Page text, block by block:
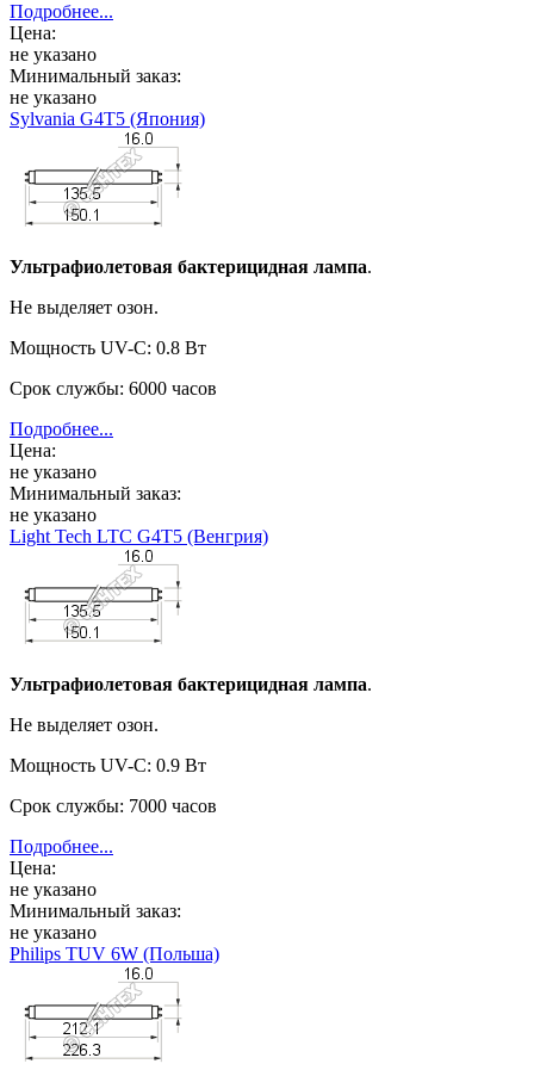
Подробнее...
Цена:
не указано
Минимальный заказ:
не указано
Sylvania G4T5 (Япония)
Ультрафиолетовая бактерицидная лампа.
Не выделяет озон.
Мощность UV-C: 0.8 Вт
Срок службы: 6000 часов
Подробнее...
Цена:
не указано
Минимальный заказ:
не указано
Light Tech LTC G4T5 (Венгрия)
Ультрафиолетовая бактерицидная лампа.
Не выделяет озон.
Мощность UV-C: 0.9 Вт
Срок службы: 7000 часов
Подробнее...
Цена:
не указано
Минимальный заказ:
не указано
Philips TUV 6W (Польша)